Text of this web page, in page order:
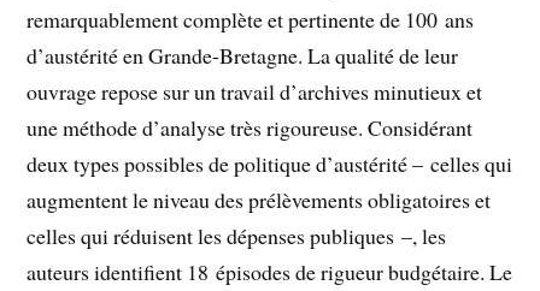
remarquablement complète et pertinente de 100 ans
d’austérité en Grande-Bretagne. La qualité de leur
ouvrage repose sur un travail d’archives minutieux et
une méthode d’analyse très rigoureuse. Considérant
deux types possibles de politique d’austérité – celles qui
augmentent le niveau des prélèvements obligatoires et
celles qui réduisent les dépenses publiques –, les
auteurs identifient 18 épisodes de rigueur budgétaire. Le